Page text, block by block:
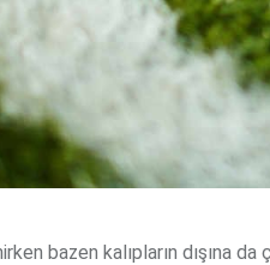
bazen kalıpların dışına